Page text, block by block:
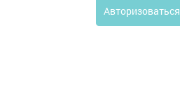
Авторизоваться